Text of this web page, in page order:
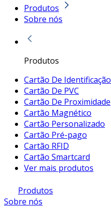
Produtos
Sobre nós
Produtos
Cartão De Identificação
Cartão De PVC
Cartão De Proximidade
Cartão Magnético
Cartão Personalizado
Cartão Pré-pago
Cartão RFID
Cartão Smartcard
Ver mais produtos
Produtos
Sobre nós